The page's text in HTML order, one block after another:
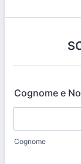
Cognome e
Cognome